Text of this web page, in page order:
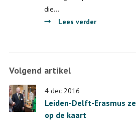
die…
Lees verderover
for
Volgend artikel
4 dec 2016
Leiden-Delft-Erasmus
op de kaart